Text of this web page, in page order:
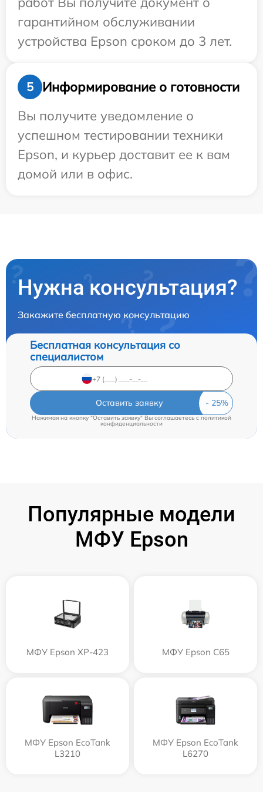
гарантийном обслуживании
устройства Epson сроком до 3 лет.
5
Информирование о готовности
Вы получите уведомление о
успешном тестировании техники
Epson, и курьер доставит ее к вам
домой или в офис.
Нужна консультация?
Закажите бесплатную консультацию
Бесплатная консультация со
специалистом
Оставить заявку
Нажимая на кнопку "Оставить заявку" Вы соглашаетесь cполитикой
конфиденциальности
Популярные модели
МФУ Epson
МФУ Epson XP-423 МФУ Epson C65
МФУ Epson EcoTank
L3210
МФУ Epson EcoTank
L6270